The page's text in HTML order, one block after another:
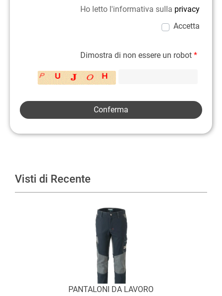
Ho letto l'informativa sulla privacy
Accetta
Dimostra di non essere un robot *
Visti di Recente
PANTALONI DA LAVORO